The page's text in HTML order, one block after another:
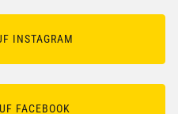
INSTAGRAM
FACEBOOK